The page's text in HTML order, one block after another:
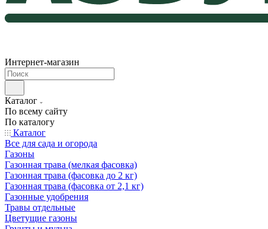
Интернет-магазин
Каталог
По всему сайту
По каталогу
Каталог
Все для сада и огорода
Газоны
Газонная трава (мелкая фасовка)
Газонная трава (фасовка до 2 кг)
Газонная трава (фасовка от 2,1 кг)
Газонные удобрения
Травы отдельные
Цветущие газоны